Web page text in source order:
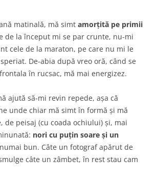
matinală, mă simt amorțită pe primii
de la început mi se par crunte, nu-mi
cele de la maraton, pe care nu mi le
De-abia după vreo oră, când se
în rucsac, mă mai energizez.
ajută să-mi revin repede, așa că
unde chiar mă simt în formă și mă
de peisaj (cu coada ochiului) și, mai
nori cu puțin soare și un
bun. Câte un fotograf apărut de
câte un zâmbet, în rest stau cam